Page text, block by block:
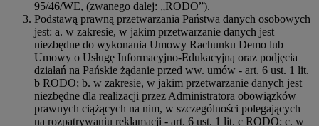
95/46/WE, (zwanego dalej: „RODO”).
Podstawą prawną przetwarzania Państwa danych osobowych
jest: a. w zakresie, w jakim przetwarzanie danych jest
niezbędne do wykonania Umowy Rachunku Demo lub
Umowy o Usługę Informacyjno-Edukacyjną oraz podjęcia
działań na Pańskie żądanie przed ww. umów - art. 6 ust. 1 lit.
b RODO; b. w zakresie, w jakim przetwarzanie danych jest
niezbędne dla realizacji przez Administratora obowiązków
prawnych ciążących na nim, w szczególności polegających
na rozpatrywaniu reklamacji - art. 6 ust. 1 lit. c RODO; c. w